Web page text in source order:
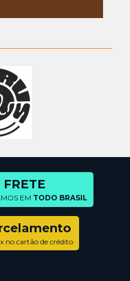
FRETE
EM TODO BRASIL
no cartão de crédito